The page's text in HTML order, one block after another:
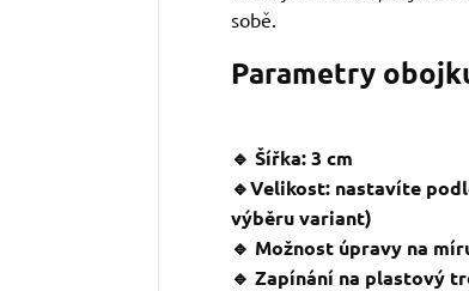
sobě.
Parametry
🔹 Šířka: 3 cm
🔹Velikost: nastavíte
výběru variant)
🔹 Možnost úpravy na
🔹 Zapínání na plastový